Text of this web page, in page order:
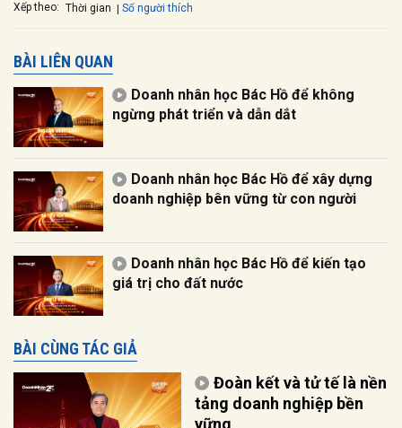
Xếp theo: Thời gian Số người thích
BÀI LIÊN QUAN
Doanh nhân học Bác Hồ để không
ngừng phát triển và dẫn dắt
Doanh nhân học Bác Hồ để xây dựng
doanh nghiệp bên vững từ con người
Doanh nhân học Bác Hồ để kiến tạo
giá trị cho đất nước
BÀI CÙNG TÁC GIẢ
Đoàn kết và tử tế là nền
tảng doanh nghiệp bền
vững